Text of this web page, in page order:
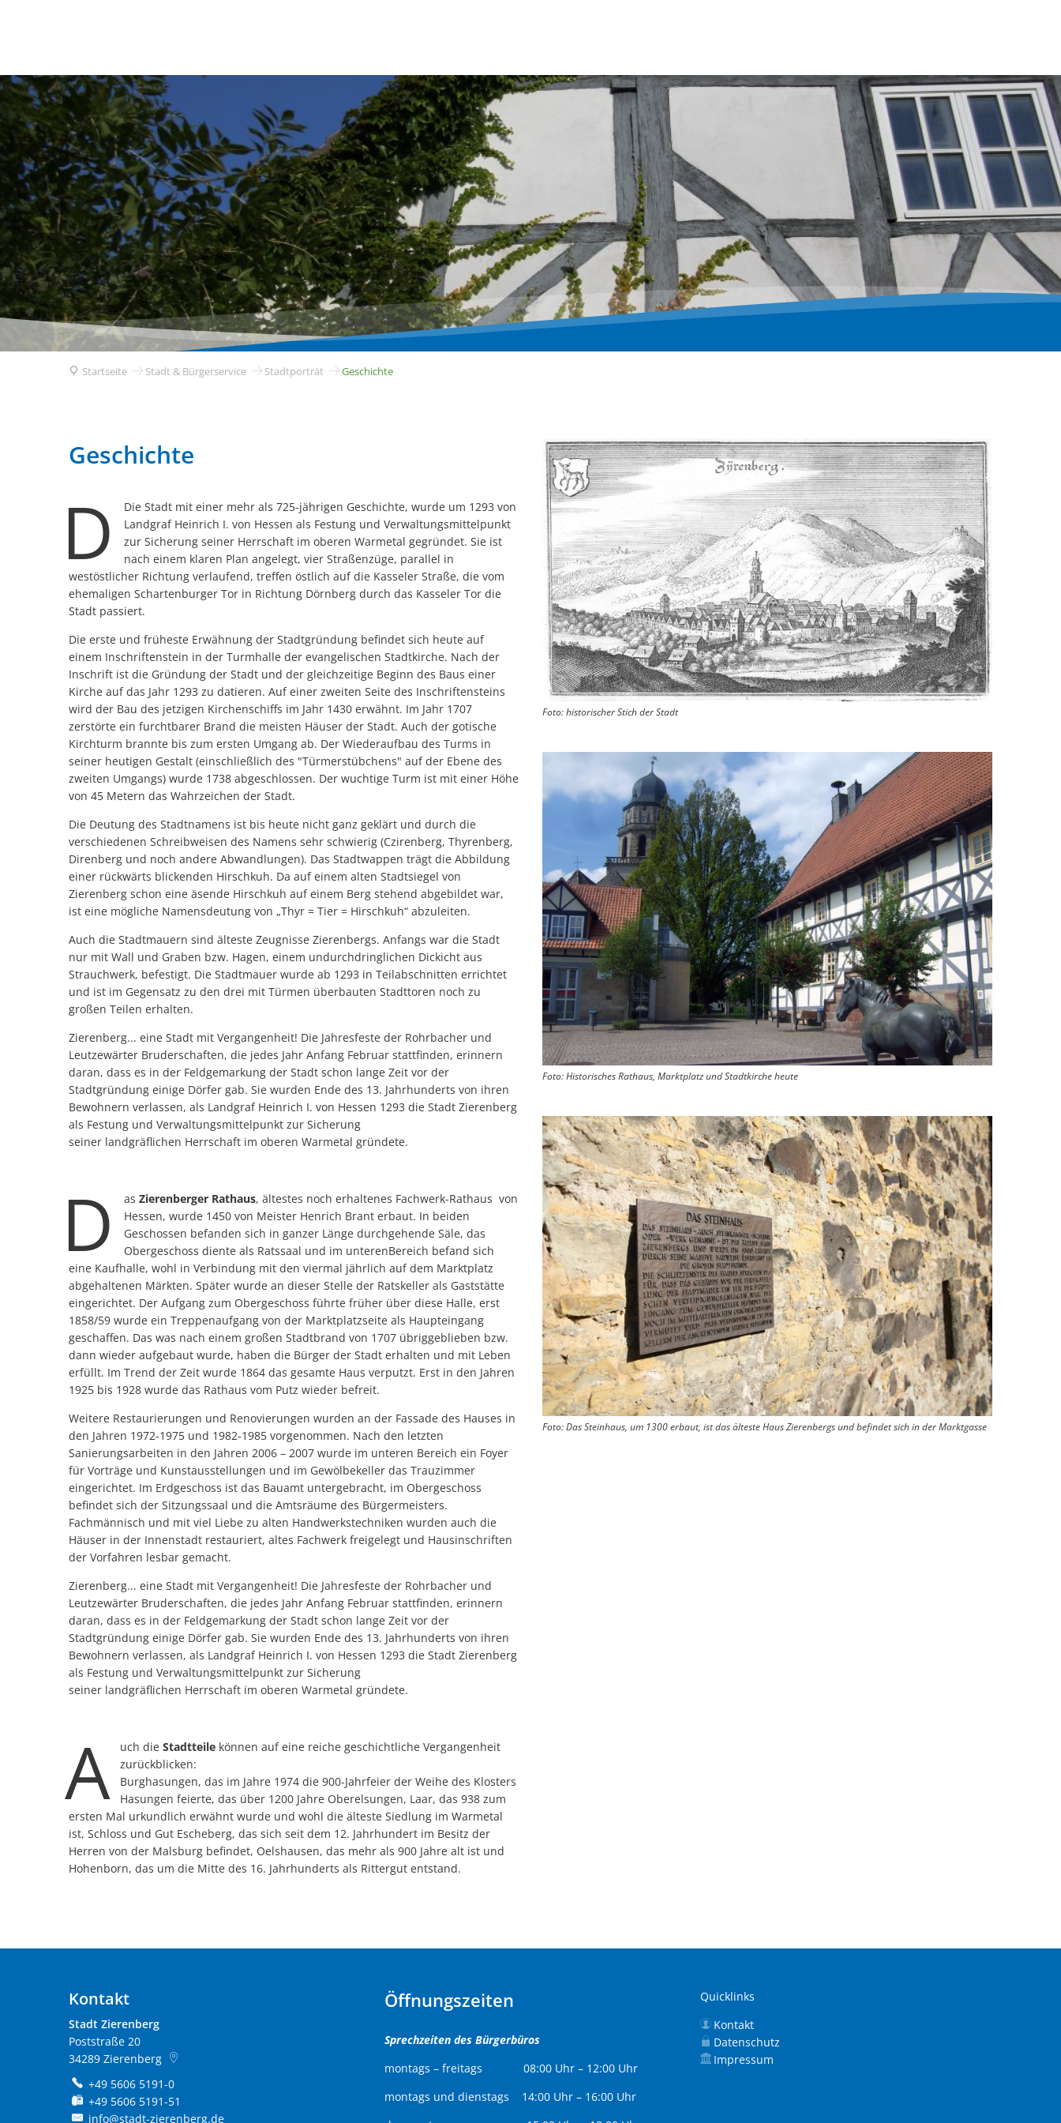
Startseite Stadt & Bürgerservice Stadtporträt Geschichte
GeschichteGeschichte
D
Die Stadt mit einer mehr als 725-jährigen Geschichte, wurde um 1293 von
Landgraf Heinrich I. von Hessen als Festung und Verwaltungsmittelpunkt
zur Sicherung seiner Herrschaft im oberen Warmetal gegründet. Sie ist
nach einem klaren Plan angelegt, vier Straßenzüge, parallel in
westöstlicher Richtung verlaufend, treffen östlich auf die Kasseler Straße, die vom
ehemaligen Schartenburger Tor in Richtung Dörnberg durch das Kasseler Tor die
Stadt passiert.
Die erste und früheste Erwähnung der Stadtgründung befindet sich heute auf
einem Inschriftenstein in der Turmhalle der evangelischen Stadtkirche. Nach der
Inschrift ist die Gründung der Stadt und der gleichzeitige Beginn des Baus einer
Kirche auf das Jahr 1293 zu datieren. Auf einer zweiten Seite des Inschriftensteins
wird der Bau des jetzigen Kirchenschiffs im Jahr 1430 erwähnt. Im Jahr 1707
zerstörte ein furchtbarer Brand die meisten Häuser der Stadt. Auch der gotische
Kirchturm brannte bis zum ersten Umgang ab. Der Wiederaufbau des Turms in
seiner heutigen Gestalt (einschließlich des "Türmerstübchens" auf der Ebene des
zweiten Umgangs) wurde 1738 abgeschlossen. Der wuchtige Turm ist mit einer Höhe
von 45 Metern das Wahrzeichen der Stadt.
Die Deutung des Stadtnamens ist bis heute nicht ganz geklärt und durch die
verschiedenen Schreibweisen des Namens sehr schwierig (Czirenberg, Thyrenberg,
Direnberg und noch andere Abwandlungen). Das Stadtwappen trägt die Abbildung
einer rückwärts blickenden Hirschkuh. Da auf einem alten Stadtsiegel von
Zierenberg schon eine äsende Hirschkuh auf einem Berg stehend abgebildet war,
ist eine mögliche Namensdeutung von „Thyr = Tier = Hirschkuh“ abzuleiten.
Auch die Stadtmauern sind älteste Zeugnisse Zierenbergs. Anfangs war die Stadt
nur mit Wall und Graben bzw. Hagen, einem undurchdringlichen Dickicht aus
Strauchwerk, befestigt. Die Stadtmauer wurde ab 1293 in Teilabschnitten errichtet
und ist im Gegensatz zu den drei mit Türmen überbauten Stadttoren noch zu
großen Teilen erhalten.
Zierenberg... eine Stadt mit Vergangenheit! Die Jahresfeste der Rohrbacher und
Leutzewärter Bruderschaften, die jedes Jahr Anfang Februar stattfinden, erinnern
daran, dass es in der Feldgemarkung der Stadt schon lange Zeit vor der
Stadtgründung einige Dörfer gab. Sie wurden Ende des 13. Jahrhunderts von ihren
Bewohnern verlassen, als Landgraf Heinrich I. von Hessen 1293 die Stadt Zierenberg
als Festung und Verwaltungsmittelpunkt zur Sicherung
seiner landgräflichen Herrschaft im oberen Warmetal gründete.
D as Zierenberger Rathaus, ältestes noch erhaltenes Fachwerk-Rathaus von
Hessen, wurde 1450 von Meister Henrich Brant erbaut. In beiden
Geschossen befanden sich in ganzer Länge durchgehende Säle, das
Obergeschoss diente als Ratssaal und im unterenBereich befand sich
eine Kaufhalle, wohl in Verbindung mit den viermal jährlich auf dem Marktplatz
abgehaltenen Märkten. Später wurde an dieser Stelle der Ratskeller als Gaststätte
eingerichtet. Der Aufgang zum Obergeschoss führte früher über diese Halle, erst
1858/59 wurde ein Treppenaufgang von der Marktplatzseite als Haupteingang
geschaffen. Das was nach einem großen Stadtbrand von 1707 übriggeblieben bzw.
dann wieder aufgebaut wurde, haben die Bürger der Stadt erhalten und mit Leben
erfüllt. Im Trend der Zeit wurde 1864 das gesamte Haus verputzt. Erst in den Jahren
1925 bis 1928 wurde das Rathaus vom Putz wieder befreit.
Weitere Restaurierungen und Renovierungen wurden an der Fassade des Hauses in
den Jahren 1972-1975 und 1982-1985 vorgenommen. Nach den letzten
Sanierungsarbeiten in den Jahren 2006 – 2007 wurde im unteren Bereich ein Foyer
für Vorträge und Kunstausstellungen und im Gewölbekeller das Trauzimmer
eingerichtet. Im Erdgeschoss ist das Bauamt untergebracht, im Obergeschoss
befindet sich der Sitzungssaal und die Amtsräume des Bürgermeisters.
Fachmännisch und mit viel Liebe zu alten Handwerkstechniken wurden auch die
Häuser in der Innenstadt restauriert, altes Fachwerk freigelegt und Hausinschriften
der Vorfahren lesbar gemacht.
Zierenberg... eine Stadt mit Vergangenheit! Die Jahresfeste der Rohrbacher und
Leutzewärter Bruderschaften, die jedes Jahr Anfang Februar stattfinden, erinnern
daran, dass es in der Feldgemarkung der Stadt schon lange Zeit vor der
Stadtgründung einige Dörfer gab. Sie wurden Ende des 13. Jahrhunderts von ihren
Bewohnern verlassen, als Landgraf Heinrich I. von Hessen 1293 die Stadt Zierenberg
als Festung und Verwaltungsmittelpunkt zur Sicherung
seiner landgräflichen Herrschaft im oberen Warmetal gründete.
A uch die Stadtteile können auf eine reiche geschichtliche Vergangenheit
zurückblicken:
Burghasungen, das im Jahre 1974 die 900-Jahrfeier der Weihe des Klosters
Hasungen feierte, das über 1200 Jahre Oberelsungen, Laar, das 938 zum
ersten Mal urkundlich erwähnt wurde und wohl die älteste Siedlung im Warmetal
ist, Schloss und Gut Escheberg, das sich seit dem 12. Jahrhundert im Besitz der
Herren von der Malsburg befindet, Oelshausen, das mehr als 900 Jahre alt ist und
Hohenborn, das um die Mitte des 16. Jahrhunderts als Rittergut entstand.
Foto: historischer Stich der Stadt
Foto: Historisches Rathaus, Marktplatz und Stadtkirche heute
Foto: Das Steinhaus, um 1300 erbaut, ist das älteste Haus Zierenbergs und befindet sich in der Marktgasse
Kontakt
Stadt Zierenberg
Poststraße 20
34289 Zierenberg
+49 5606 5191-0
+49 5606 5191-51
info@stadt-zierenberg.de
Öffnungszeiten
Sprechzeiten des Bürgerbüros
montags – freitags 08:00 Uhr – 12:00 Uhr
montags und dienstags 14:00 Uhr – 16:00 Uhr
Quicklinks
Kontakt
Datenschutz
Impressum